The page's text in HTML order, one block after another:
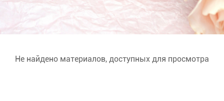
Не найдено материалов, доступных для просмотра